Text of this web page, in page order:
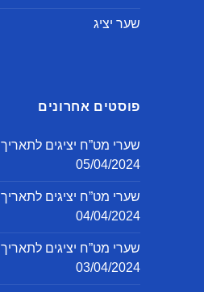
שער יציג
פוסטים אחרונים
שערי מט”ח יציגים לתאריך
05/04/2024
שערי מט”ח יציגים לתאריך
04/04/2024
שערי מט”ח יציגים לתאריך
03/04/2024